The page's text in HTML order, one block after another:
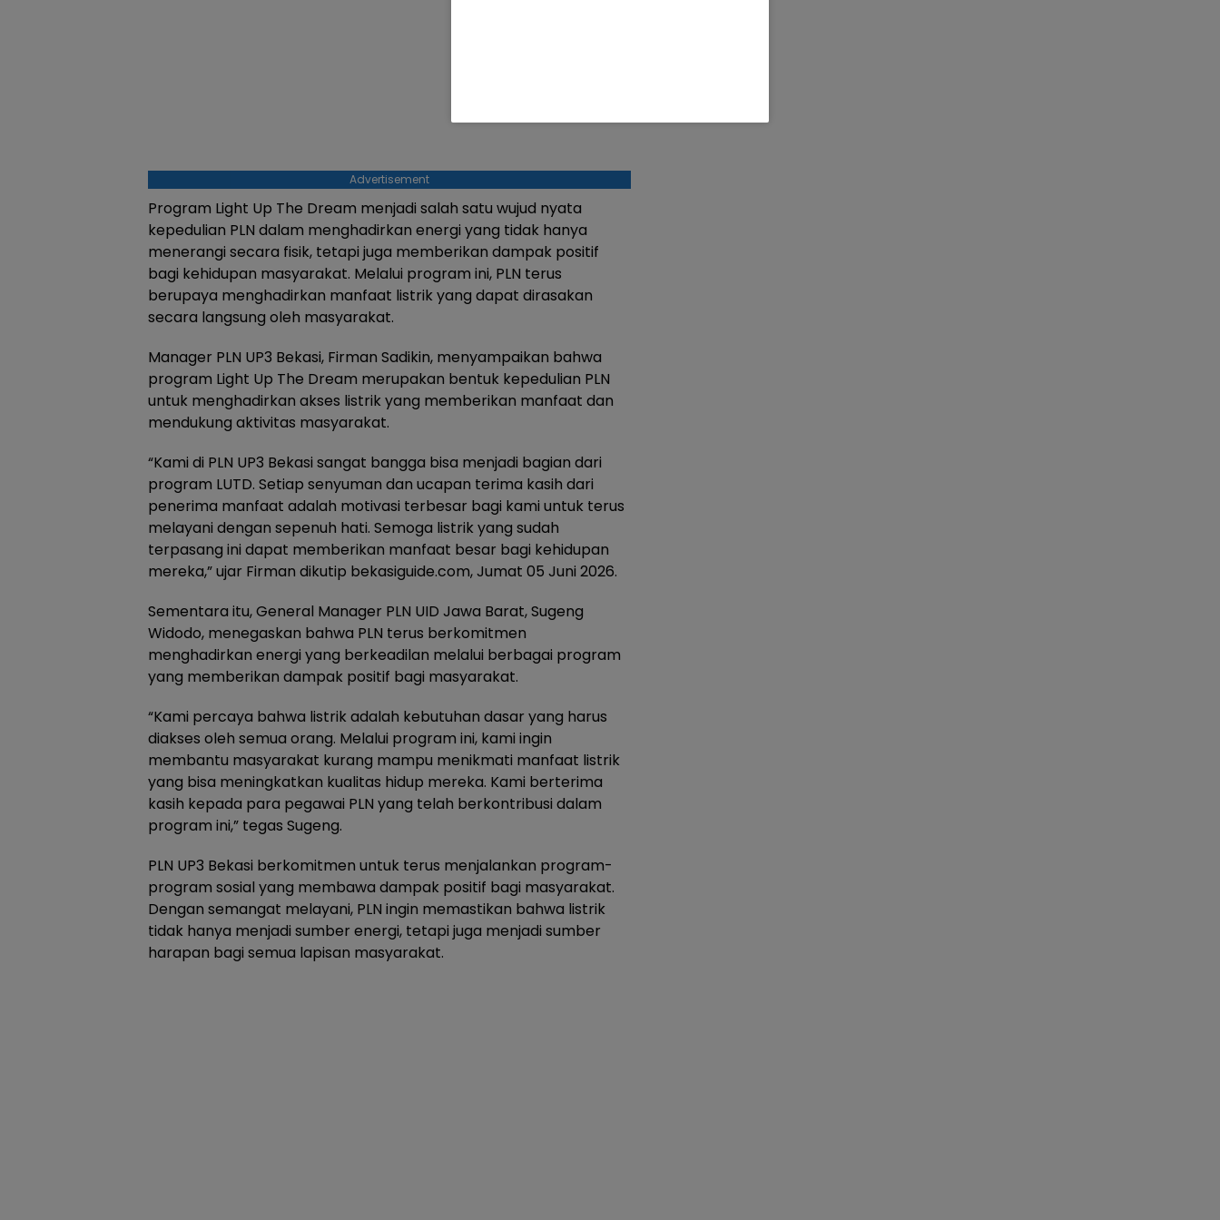
Advertisement
Program Light Up The Dream menjadi salah satu wujud nyata
kepedulian PLN dalam menghadirkan energi yang tidak hanya
menerangi secara fisik, tetapi juga memberikan dampak positif
bagi kehidupan masyarakat. Melalui program ini, PLN terus
berupaya menghadirkan manfaat listrik yang dapat dirasakan
secara langsung oleh masyarakat.
Manager PLN UP3 Bekasi, Firman Sadikin, menyampaikan bahwa
program Light Up The Dream merupakan bentuk kepedulian PLN
untuk menghadirkan akses listrik yang memberikan manfaat dan
mendukung aktivitas masyarakat.
“Kami di PLN UP3 Bekasi sangat bangga bisa menjadi bagian dari
program LUTD. Setiap senyuman dan ucapan terima kasih dari
penerima manfaat adalah motivasi terbesar bagi kami untuk terus
melayani dengan sepenuh hati. Semoga listrik yang sudah
terpasang ini dapat memberikan manfaat besar bagi kehidupan
mereka,” ujar Firman dikutip bekasiguide.com, Jumat 05 Juni 2026.
Sementara itu, General Manager PLN UID Jawa Barat, Sugeng
Widodo, menegaskan bahwa PLN terus berkomitmen
menghadirkan energi yang berkeadilan melalui berbagai program
yang memberikan dampak positif bagi masyarakat.
“Kami percaya bahwa listrik adalah kebutuhan dasar yang harus
diakses oleh semua orang. Melalui program ini, kami ingin
membantu masyarakat kurang mampu menikmati manfaat listrik
yang bisa meningkatkan kualitas hidup mereka. Kami berterima
kasih kepada para pegawai PLN yang telah berkontribusi dalam
program ini,” tegas Sugeng.
PLN UP3 Bekasi berkomitmen untuk terus menjalankan program-
program sosial yang membawa dampak positif bagi masyarakat.
Dengan semangat melayani, PLN ingin memastikan bahwa listrik
tidak hanya menjadi sumber energi, tetapi juga menjadi sumber
harapan bagi semua lapisan masyarakat.